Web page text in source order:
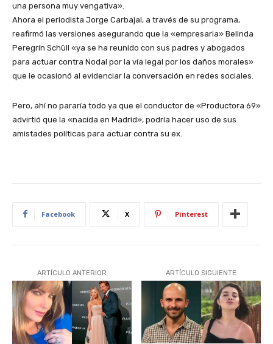
una persona muy vengativa».
Ahora el periodista Jorge Carbajal, a través de su programa,
reafirmó las versiones asegurando que la «empresaria» Belinda
Peregrín Schüll «ya se ha reunido con sus padres y abogados
para actuar contra Nodal por la vía legal por los daños morales»
que le ocasionó al evidenciar la conversación en redes sociales.
Pero, ahí no pararía todo ya que el conductor de «Productora 69»
advirtió que la «nacida en Madrid», podría hacer uso de sus
amistades políticas para actuar contra su ex.
Facebook X Pinterest
ARTÍCULO ANTERIOR ARTÍCULO SIGUIENTE